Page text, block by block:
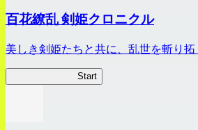
百花繚乱 剣姫クロニクル
美しき剣姫たちと共に、乱世を斬り拓
Start